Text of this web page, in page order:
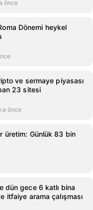
önce
Dönemi heykel
ve sermaye piyasası
23 sitesi
önce
üretim: Günlük 83 bin
dün gece 6 katlı bina
itfaiye arama çalışması